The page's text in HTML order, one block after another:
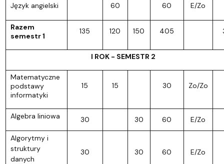
Język angielski 60 60 E/Zo
Razem
semestr 1
135 120 150 405
I ROK - SEMESTR 2
Matematyczne
podstawy
informatyki
15 15 30 Zo/Zo
Algebra liniowa 30 30 60 E/Zo
Algorytmy i
struktury
danych
30 30 60 E/Zo